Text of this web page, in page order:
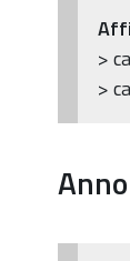
>
>